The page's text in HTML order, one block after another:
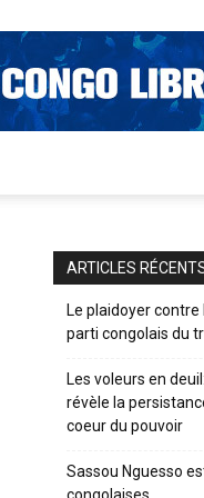
ARTICLES
Le plaidoyer
parti congolais du
Les voleurs en
révèle la
coeur du pouvoir
Sassou Nguesso